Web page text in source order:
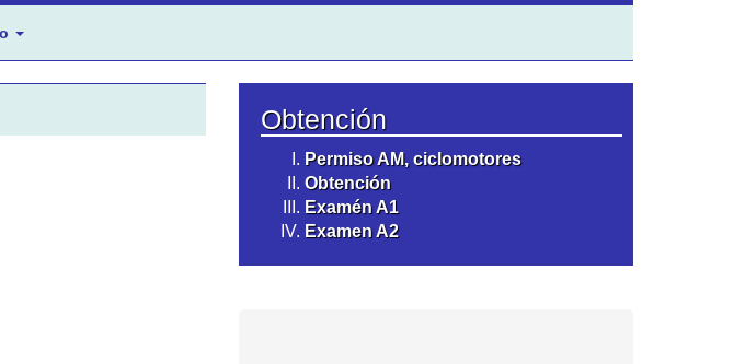
Obtención
Permiso AM, ciclomotores
Obtención
Examén A1
Examen A2